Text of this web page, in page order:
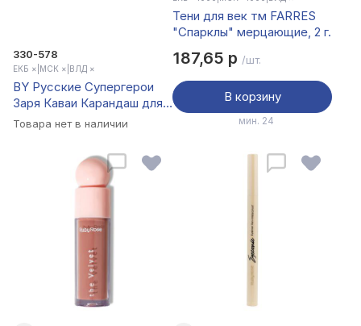
330-578
ЕКБ × МСК × ВЛД ×
BY Русские Супергерои
Заря Каваи Карандаш для
глаз устойчивый, 1.2 гр, 2
Товара нет в наличии
Тени для век тм FARRES
"Спарклы" мерцающие, 2 г.
187,65 р /шт.
В корзину
мин. 24